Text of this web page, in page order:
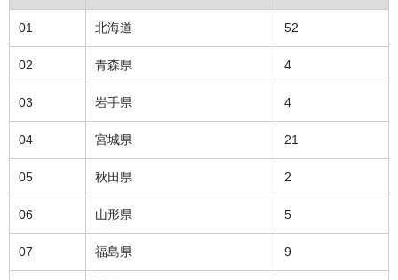
01 北海道 52
02 青森県 4
03 岩手県 4
04 宮城県 21
05 秋田県 2
06 山形県 5
07 福島県 9